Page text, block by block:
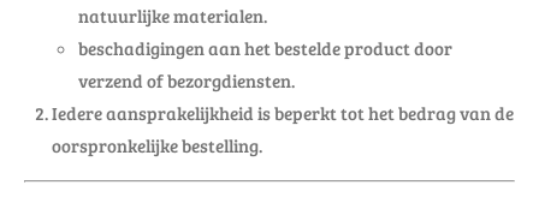
natuurlijke materialen.
beschadigingen aan het bestelde product door
verzend of bezorgdiensten.
Iedere aansprakelijkheid is beperkt tot het bedrag van de
oorspronkelijke bestelling.